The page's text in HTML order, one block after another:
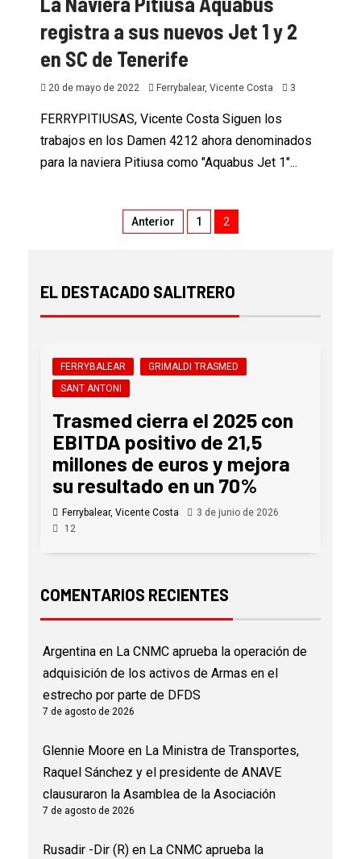
registra a sus nuevos Jet 1 y 2
en SC de Tenerife
20 de mayo de 2022 Ferrybalear, Vicente Costa 3
FERRYPITIUSAS, Vicente Costa Siguen los
trabajos en los Damen 4212 ahora denominados
para la naviera Pitiusa como "Aquabus Jet 1"...
Anterior 1 2
EL DESTACADO SALITRERO
FERRYBALEAR
GRIMALDI TRASMED
SANT ANTONI
Trasmed cierra el 2025 con
EBITDA positivo de 21,5
millones de euros y mejora
su resultado en un 70%
Ferrybalear, Vicente Costa
3 de junio de 2026
12
COMENTARIOS RECIENTES
Argentina en La CNMC aprueba la operación de
adquisición de los activos de Armas en el
estrecho por parte de DFDS
7 de agosto de 2026
Glennie Moore en La Ministra de Transportes,
Raquel Sánchez y el presidente de ANAVE
clausuraron la Asamblea de la Asociación
7 de agosto de 2026
Rusadir -Dir (R) en La CNMC aprueba la